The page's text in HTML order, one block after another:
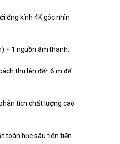
ống kính 4K góc nhìn
+ 1 nguồn âm thanh.
thu lên đến 6 m để
tích chất lượng cao
toán học sâu tiên tiến